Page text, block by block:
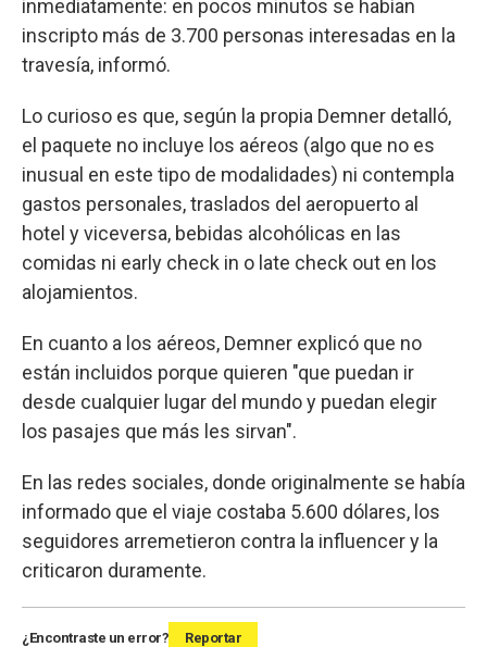
inmediatamente: en pocos minutos se habían
inscripto más de 3.700 personas interesadas en la
travesía, informó.
Lo curioso es que, según la propia Demner detalló,
el paquete no incluye los aéreos (algo que no es
inusual en este tipo de modalidades) ni contempla
gastos personales, traslados del aeropuerto al
hotel y viceversa, bebidas alcohólicas en las
comidas ni early check in o late check out en los
alojamientos.
En cuanto a los aéreos, Demner explicó que no
están incluidos porque quieren "que puedan ir
desde cualquier lugar del mundo y puedan elegir
los pasajes que más les sirvan".
En las redes sociales, donde originalmente se había
informado que el viaje costaba 5.600 dólares, los
seguidores arremetieron contra la influencer y la
criticaron duramente.
¿Encontraste un error? Reportar